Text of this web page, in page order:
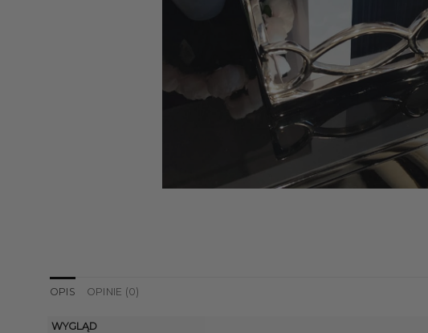
OPIS OPINIE (0)
WYGLĄD